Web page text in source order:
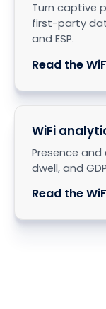
Turn captive
first-party
and ESP.
Read the
WiFi
Presence
dwell, and
Read the